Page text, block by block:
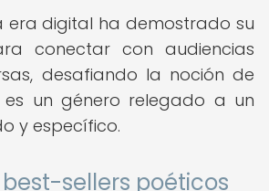
era digital ha demostrado su
conectar con audiencias
desafiando la noción de
un género relegado a un
y específico.
best-sellers poéticos